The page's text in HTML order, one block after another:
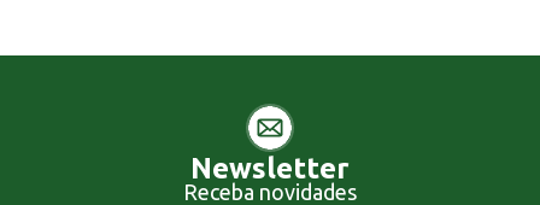
Newsletter
Receba novidades